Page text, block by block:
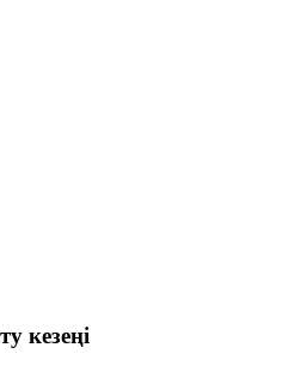
кезеңі